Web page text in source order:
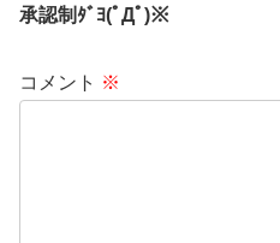
承認制ﾀﾞﾖ(ﾟДﾟ)※
コメント ※